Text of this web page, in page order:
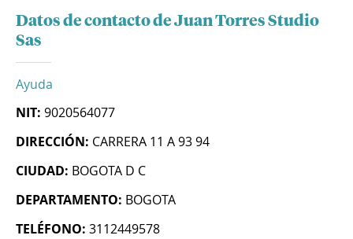
Datos de contacto de Juan Torres Studio
Sas
Ayuda
NIT: 9020564077
DIRECCIÓN: CARRERA 11 A 93 94
CIUDAD: BOGOTA D C
DEPARTAMENTO: BOGOTA
TELÉFONO: 3112449578